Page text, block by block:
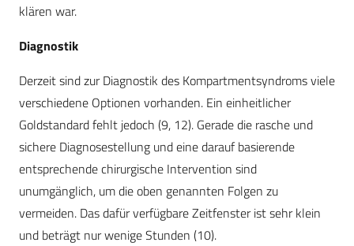
klären war.
Diagnostik
Derzeit sind zur Diagnostik des Kompartmentsyndroms viele
verschiedene Optionen vorhanden. Ein einheitlicher
Goldstandard fehlt jedoch (9, 12). Gerade die rasche und
sichere Diagnosestellung und eine darauf basierende
entsprechende chirurgische Intervention sind
unumgänglich, um die oben genannten Folgen zu
vermeiden. Das dafür verfügbare Zeitfenster ist sehr klein
und beträgt nur wenige Stunden (10).